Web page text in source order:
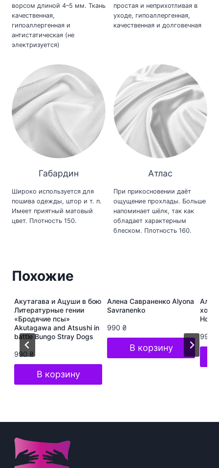
ворсом длиной 4–5 мм. Ткань
качественная,
гипоаллергенная и
антистатическая (не
электризуется)
простая и неприхотливая в
уходе, гипоаллергенная,
качественная и долговечная
Габардин
Широко используется для
пошива одежды, штор и т. п.
Имеет приятный матовый
цвет. Плотность 150.
Атлас
При прикосновении даёт
ощущение прохлады. Больше
напоминает шёлк, так как
обладает характерным
блеском. Плотность 160.
Похожие
Акутагава и Ацуши в бою
Литературные гении
«Бродячие псы»
Akutagawa and Atsushi in
battle Bungo Stray Dogs
990 ₴
В корзину
Алена Савраненко Alyona
Savranenko
990 ₴
В корзину
хоп
Hop
990